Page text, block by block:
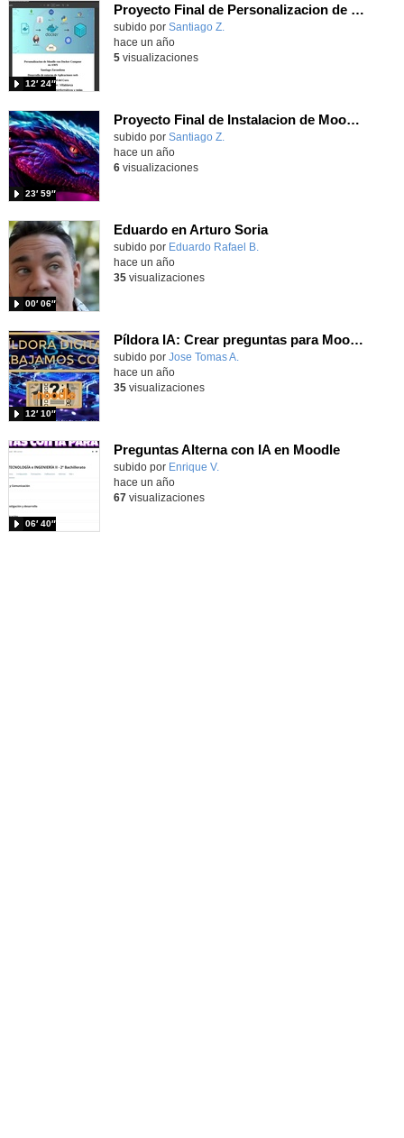
Proyecto Final de Personalizacion de Moodle en AWS
Contenido educativo.
subido por Santiago Z.
12′ 24″
hace un año
5visualizaciones
Proyecto Final de Instalacion de Moodle Local y AWS
Contenido educativo.
subido por Santiago Z.
23′ 59″
hace un año
6visualizaciones
Eduardo en Arturo Soria
Contenido educativo.
subido por Eduardo Rafael B.
00′ 06″
hace un año
35visualizaciones
Píldora IA: Crear preguntas para Moodle
subido por Jose Tomas A.
12′ 10″
hace un año
35visualizaciones
Preguntas Alterna con IA en Moodle
Contenido educativo.
subido por Enrique V.
06′ 40″
hace un año
67visualizaciones